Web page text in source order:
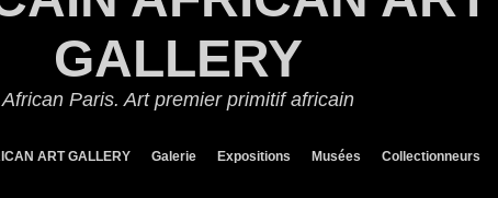
GALLERY
African Paris. Art premier primitif africain
ART GALLERY Galerie Expositions Musées Collectionneurs